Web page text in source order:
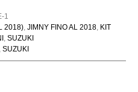
1
2018), JIMNY FINO AL 2018, KIT
, SUZUKI
, SUZUKI